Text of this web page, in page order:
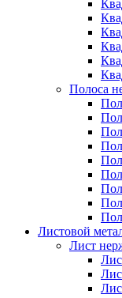
Полоса
Листовой
Лист